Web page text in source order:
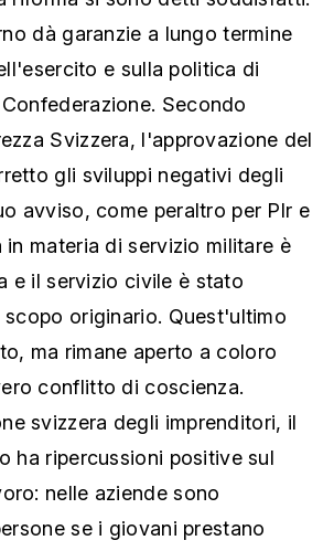
dà garanzie a lungo termine
e sulla politica di
Secondo
Svizzera, l'approvazione del
gli sviluppi negativi degli
avviso, come peraltro per Plr e
materia di servizio militare è
e il servizio civile è stato
originario. Quest'ultimo
ma rimane aperto a coloro
conflitto di coscienza.
svizzera degli imprenditori, il
ha ripercussioni positive sul
nelle aziende sono
se i giovani prestano